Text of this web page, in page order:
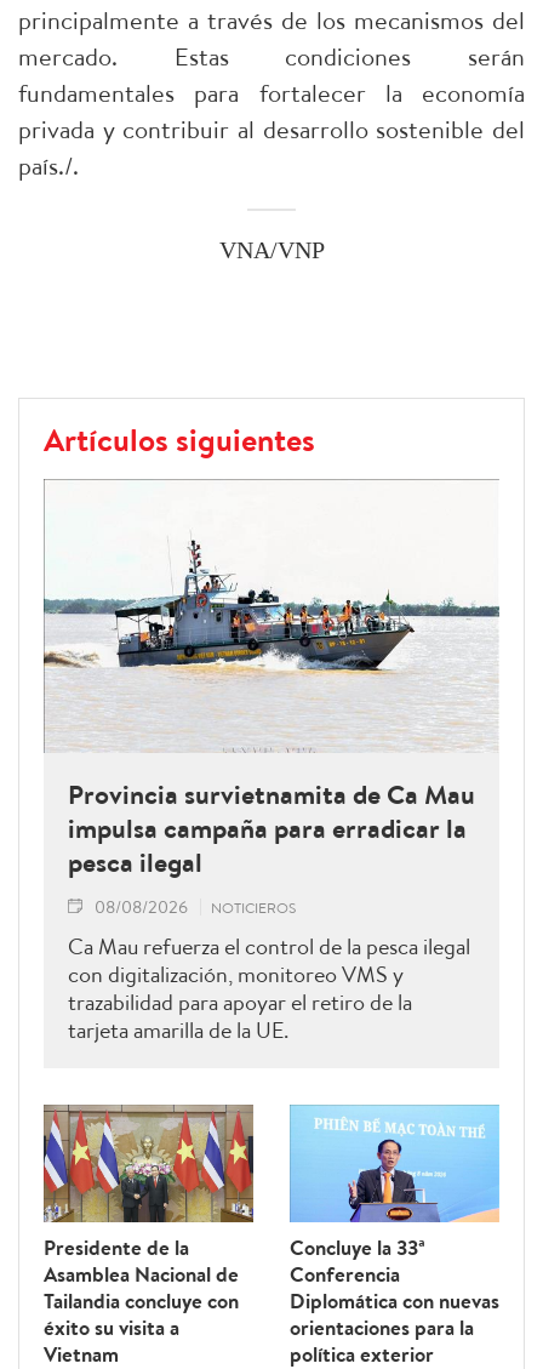
principalmente a través de los mecanismos del
mercado. Estas condiciones serán
fundamentales para fortalecer la economía
privada y contribuir al desarrollo sostenible del
país./.
VNA/VNP
Artículos siguientes
Provincia survietnamita de Ca Mau
impulsa campaña para erradicar la
pesca ilegal
08/08/2026 NOTICIEROS
Ca Mau refuerza el control de la pesca ilegal
con digitalización, monitoreo VMS y
trazabilidad para apoyar el retiro de la
tarjeta amarilla de la UE.
Presidente de la
Asamblea Nacional de
Tailandia concluye con
éxito su visita a
Vietnam
Concluye la 33ª
Conferencia
Diplomática con nuevas
orientaciones para la
política exterior